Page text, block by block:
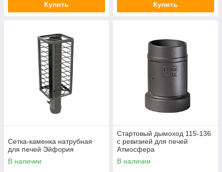
Купить Купить
Сетка-каменка натрубная
для печей Эйфория
В наличии
Стартовый дымоход 115-136
с ревизией для печей
Атмосфера
В наличии